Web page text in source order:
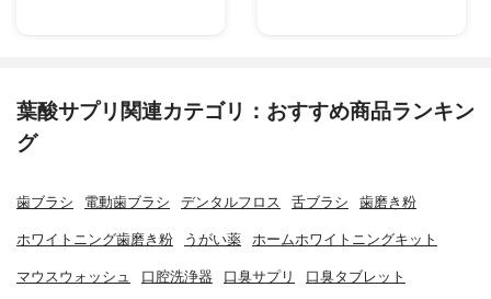
葉酸サプリ関連カテゴリ：おすすめ商品ランキン
グ
歯ブラシ 電動歯ブラシ デンタルフロス 舌ブラシ 歯磨き粉
ホワイトニング歯磨き粉 うがい薬 ホームホワイトニングキット
マウスウォッシュ 口腔洗浄器 口臭サプリ 口臭タブレット